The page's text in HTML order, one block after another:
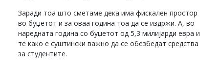
Заради тоа што сметаме дека има фискален простор
во буџетот и за оваа година тоа да се издржи. А, во
наредната година со буџетот од 5,3 милијарди евра и
те како е суштински важно да се обезбедат средства
за студентите.